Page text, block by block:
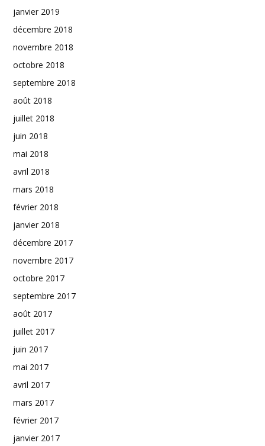
janvier 2019
décembre 2018
novembre 2018
octobre 2018
septembre 2018
août 2018
juillet 2018
juin 2018
mai 2018
avril 2018
mars 2018
février 2018
janvier 2018
décembre 2017
novembre 2017
octobre 2017
septembre 2017
août 2017
juillet 2017
juin 2017
mai 2017
avril 2017
mars 2017
février 2017
janvier 2017